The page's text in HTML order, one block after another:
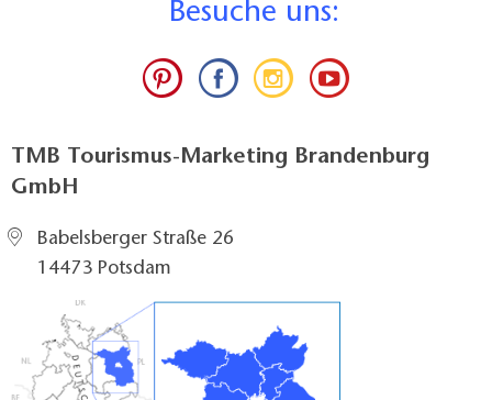
Besuche uns:
TMB Tourismus-Marketing Brandenburg
GmbH
Babelsberger Straße 26
14473 Potsdam